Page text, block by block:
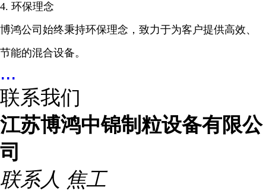
4. 环保理念
博鸿公司始终秉持环保理念，致力于为客户提供高效、
节能的混合设备。
...
联系我们
江苏博鸿中锦制粒设备有限公
司
联系人 焦工